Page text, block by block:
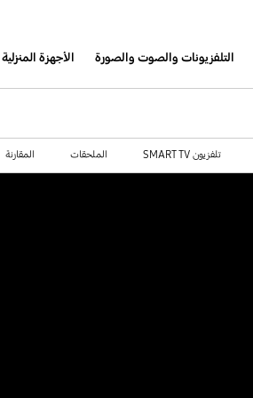
التلفزيونات والصوت والصورة الأجهزة المنزلية
تلفزيون SMART TV الملحقات المقارنة